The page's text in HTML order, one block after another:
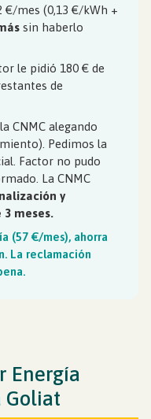
€/mes (0,13 €/kWh +
sin haberlo
le pidió 180 € de
de
CNMC alegando
Pedimos la
Factor no pudo
La CNMC
y
meses.
(57 €/mes), ahorra
La reclamación
Energía
Goliat